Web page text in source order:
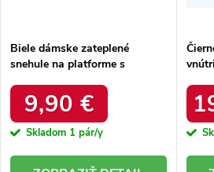
Biele dámske zateplené
snehule na platforme s
WHITE
9,90 €
Skladom 1 pár/y